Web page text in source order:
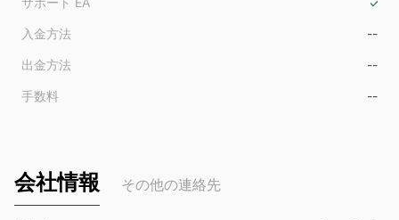
入金方法 --
出金方法 --
手数料 --
会社情報 その他の連絡先